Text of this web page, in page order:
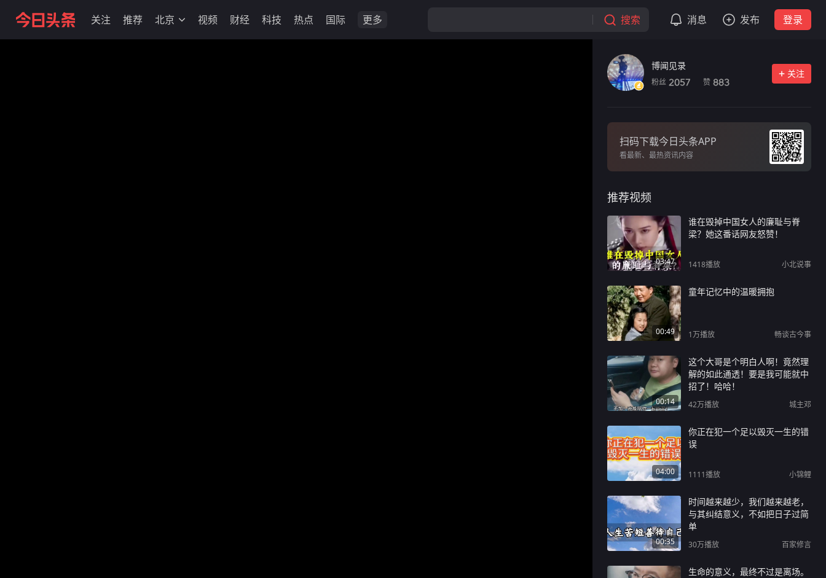
关注 推荐 北京 视频 财经 科技 热点 国际 更多 搜索 消息 发布 登录
博闻见录
粉丝 2057 赞 883
关注
扫码下载今日头条APP
看最新、最热资讯内容
推荐视频
03:47
谁在毁掉中国女人的廉耻与脊
梁？她这番话网友怒赞！
1418播放 小北说事
00:49
童年记忆中的温暖拥抱
1万播放 畅谈古今事
00:14
这个大哥是个明白人啊！竟然理
解的如此通透！要是我可能就中
招了！哈哈！
42万播放 城主邓
04:00
你正在犯一个足以毁灭一生的错
误
1111播放 小锦鲤
00:35
时间越来越少，我们越来越老，
与其纠结意义，不如把日子过简
单
30万播放 百家修言
生命的意义，最终不过是离场。